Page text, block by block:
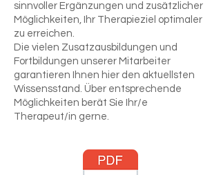
sinnvoller Ergänzungen und zusätzlicher
Möglichkeiten, Ihr Therapieziel optimaler
zu erreichen.
Die vielen Zusatzausbildungen und
Fortbildungen unserer Mitarbeiter
garantieren Ihnen hier den aktuellsten
Wissensstand. Über entsprechende
Möglichkeiten berät Sie Ihr/e
Therapeut/in gerne.